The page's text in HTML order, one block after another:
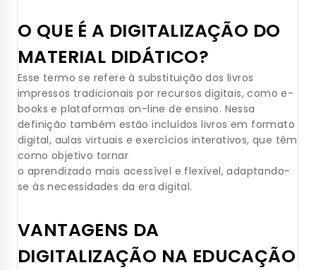
O QUE É A DIGITALIZAÇÃO DO
MATERIAL DIDÁTICO?
Esse termo se refere à substituição dos livros
impressos tradicionais por recursos digitais, como e-
books e plataformas on-line de ensino. Nessa
definição também estão incluídos livros em formato
digital, aulas virtuais e exercícios interativos, que têm
como objetivo tornar
o aprendizado mais acessível e flexível, adaptando-
se às necessidades da era digital.
VANTAGENS DA
DIGITALIZAÇÃO NA EDUCAÇÃO